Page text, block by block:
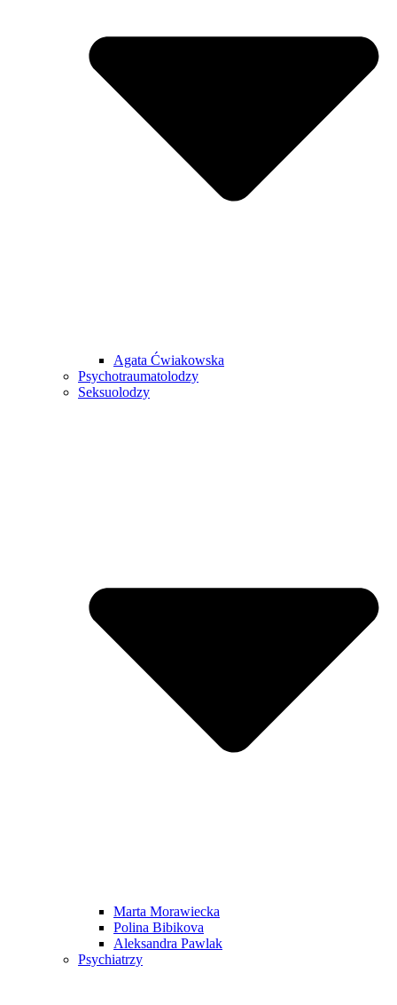
Agata Ćwiakowska
Psychotraumatolodzy
Seksuolodzy
Marta Morawiecka
Polina Bibikova
Aleksandra Pawlak
Psychiatrzy